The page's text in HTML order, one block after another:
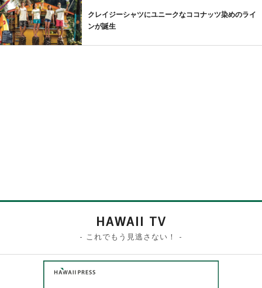
クレイジーシャツにユニークなココナッツ染めのライ
ンが誕生
HAWAII TV
- これでもう見逃さない！ -